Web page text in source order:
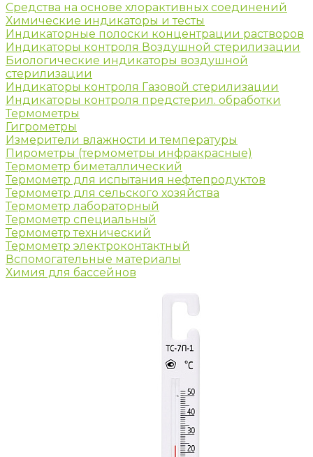
Средства на основе хлорактивных соединений
Химические индикаторы и тесты
Индикаторные полоски концентрации растворов
Индикаторы контроля Воздушной стерилизации
Биологические индикаторы воздушной
стерилизации
Индикаторы контроля Газовой стерилизации
Индикаторы контроля предстерил. обработки
Термометры
Гигрометры
Измерители влажности и температуры
Пирометры (термометры инфракрасные)
Термометр биметаллический
Термометр для испытания нефтепродуктов
Термометр для сельского хозяйства
Термометр лабораторный
Термометр специальный
Термометр технический
Термометр электроконтактный
Вспомогательные материалы
Химия для бассейнов